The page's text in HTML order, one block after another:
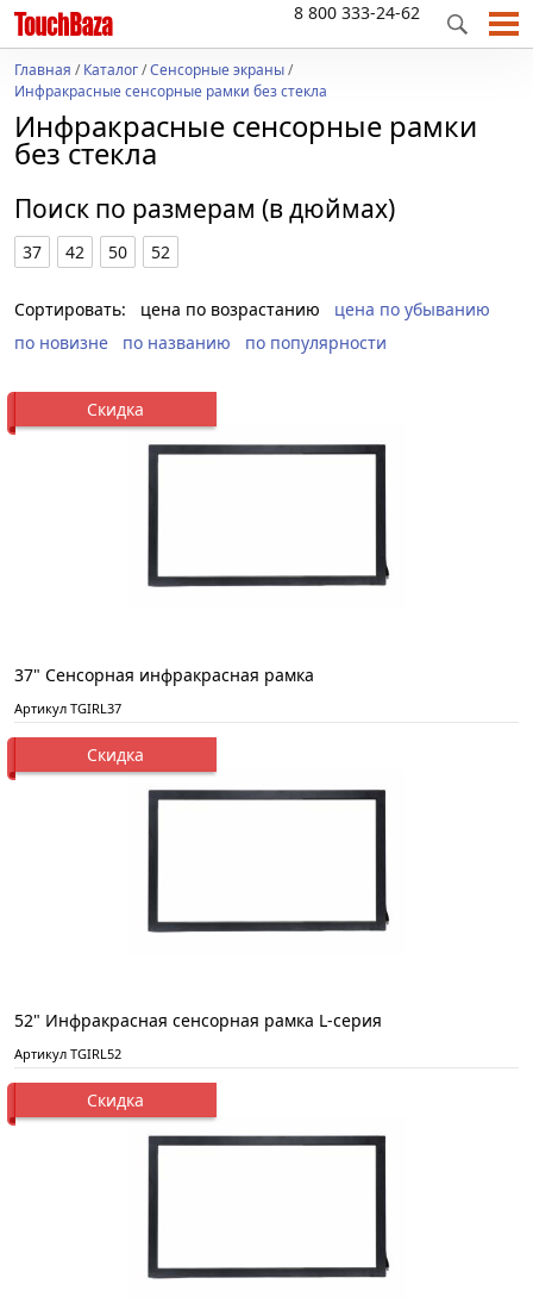
8 800 333-24-62
Главная /Каталог/Сенсорные экраны/
Инфракрасные сенсорные рамки без стекла
Инфракрасные сенсорные рамки
без стекла
Поиск по размерам (в дюймах)
37 42 50 52
Сортировать: цена по возрастанию
цена по убыванию
по новизне
по названию по популярности
Скидка
37" Сенсорная инфракрасная рамка
Артикул TGIRL37
Скидка
52" Инфракрасная сенсорная рамка L-серия
Артикул TGIRL52
Скидка